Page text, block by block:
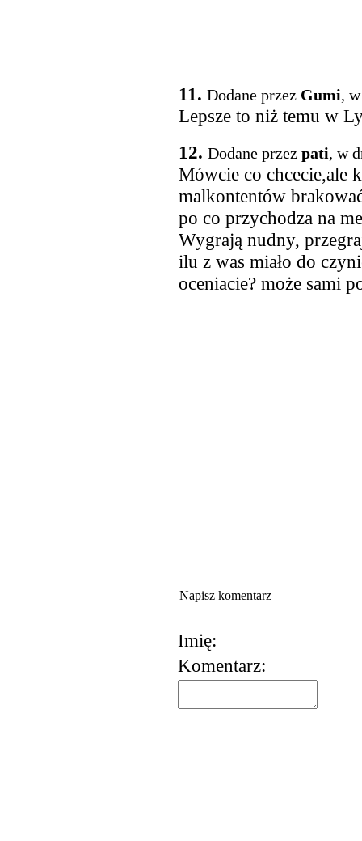
11. Dodane przez Gumi,
Lepsze to niż temu w
12. Dodane przez pati, w
Mówcie co chcecie,ale
malkontentów
po co przychodza na
Wygrają nudny,
ilu z was miało do
oceniacie? może sami
Napisz komentarz
Imię:
Komentarz: